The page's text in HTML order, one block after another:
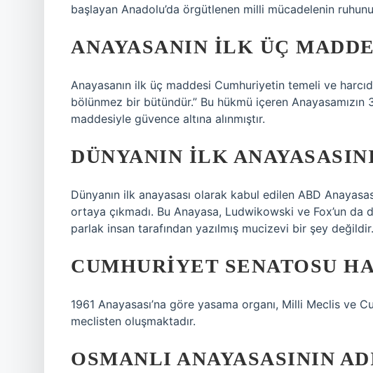
başlayan Anadolu’da örgütlenen milli mücadelenin
ANAYASANIN ILK ÜÇ
Anayasanın ilk üç maddesi Cumhuriyetin temeli ve
bölünmez bir bütündür.” Bu hükmü içeren
maddesiyle güvence altına alınmıştır.
DÜNYANIN ILK
Dünyanın ilk anayasası olarak kabul edilen ABD
ortaya çıkmadı. Bu Anayasa, Ludwikowski ve Fox’un da
parlak insan tarafından yazılmış mucizevi bir şey
CUMHURIYET SENATOSU
1961 Anayasası’na göre yasama organı, Milli Meclis ve
meclisten oluşmaktadır.
OSMANLI ANAYASASININ